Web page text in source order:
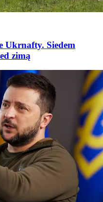
Ukrnafty. Siedem
zimą